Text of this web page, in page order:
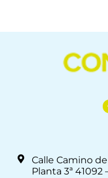
Calle Camino
Planta 3ª 41092